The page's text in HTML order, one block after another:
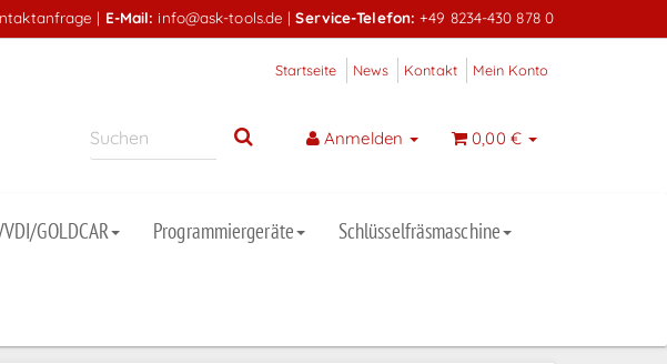
| E-Mail: info@ask-tools.de |Service-Telefon: +49 8234-430 878 0
Startseite News Kontakt Mein Konto
Anmelden 0,00 €
GOLDCAR Programmiergeräte Schlüsselfräsmaschine